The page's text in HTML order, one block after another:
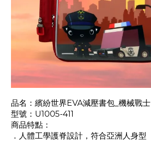
品名：繽紛世界EVA減壓書包_機械戰士
型號：U1005-411
商品特點：
．人體工學護脊設計，符合亞洲人身型